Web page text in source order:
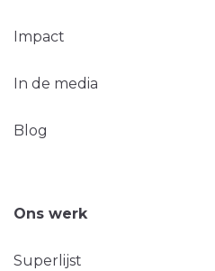
Impact
In de media
Blog
Ons werk
Superlijst